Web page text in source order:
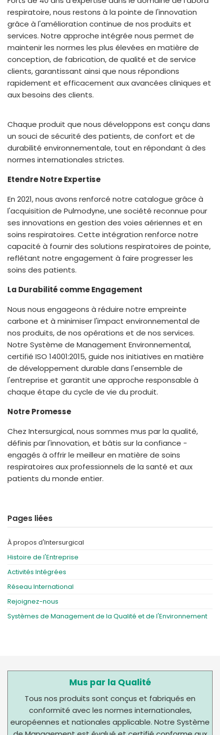
respiratoire, nous restons à la pointe de l'innovation
grâce à l'amélioration continue de nos produits et
services. Notre approche intégrée nous permet de
maintenir les normes les plus élevées en matière de
conception, de fabrication, de qualité et de service
clients, garantissant ainsi que nous répondions
rapidement et efficacement aux avancées cliniques et
aux besoins des clients.
Chaque produit que nous développons est conçu dans
un souci de sécurité des patients, de confort et de
durabilité environnementale, tout en répondant à des
normes internationales strictes.
Etendre Notre Expertise
En 2021, nous avons renforcé notre catalogue grâce à
l'acquisition de Pulmodyne, une société reconnue pour
ses innovations en gestion des voies aériennes et en
soins respiratoires. Cette intégration renforce notre
capacité à fournir des solutions respiratoires de pointe,
reflétant notre engagement à faire progresser les
soins des patients.
La Durabilité comme Engagement
Nous nous engageons à réduire notre empreinte
carbone et à minimiser l'impact environnemental de
nos produits, de nos opérations et de nos services.
Notre Système de Management Environnemental,
certifié ISO 14001:2015, guide nos initiatives en matière
de développement durable dans l'ensemble de
l'entreprise et garantit une approche responsable à
chaque étape du cycle de vie du produit.
Notre Promesse
Chez Intersurgical, nous sommes mus par la qualité,
définis par l'innovation, et bâtis sur la confiance -
engagés à offrir le meilleur en matière de soins
respiratoires aux professionnels de la santé et aux
patients du monde entier.
Pages liées
À propos d'Intersurgical
Histoire de l'Entreprise
Activités Intégrées
Réseau International
Rejoignez-nous
Systèmes de Management de la Qualité et de l'Environnement
Mus par la Qualité
Tous nos produits sont conçus et fabriqués en
conformité avec les normes internationales,
européennes et nationales applicable. Notre Système